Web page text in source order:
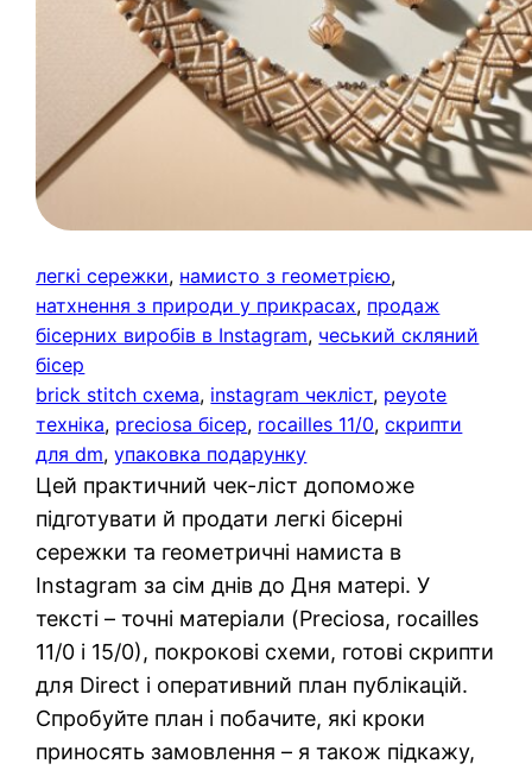
легкі сережки, намисто з геометрією
натхнення з природи у прикрасах, продаж
бісерних виробів в Instagram, чеський скляний
бісер
brick stitch схема, instagram чекліст, peyote
техніка, preciosa бісер, rocailles 11/0, скрипти
для dm, упаковка подарунку
Цей практичний чек-ліст допоможе
підготувати й продати легкі бісерні
сережки та геометричні намиста в
Instagram за сім днів до Дня матері. У
тексті – точні матеріали (Preciosa, rocailles
11/0 і 15/0), покрокові схеми, готові скрипти
для Direct і оперативний план публікацій.
Спробуйте план і побачите, які кроки
приносять замовлення – я також підкажу,